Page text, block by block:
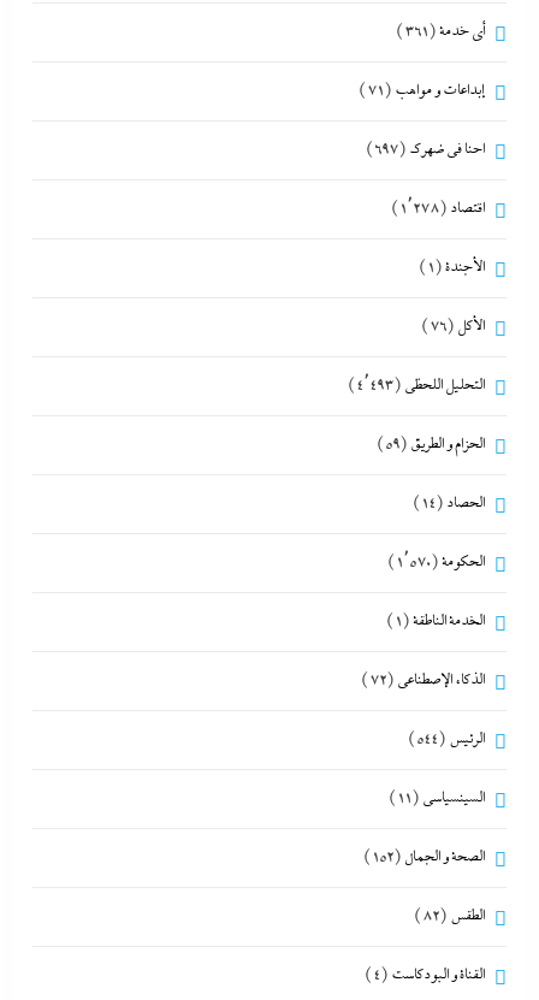
أي خدمة(361)
إبداعات و مواهب (71)
احنا في ضهرك (697)
اقتصاد (1٬278)
الأجندة(1)
الأكل (76)
التحليل اللحظي (4٬493)
الحزام و الطريق (59)
الحصاد (14)
الحكومة(1٬570)
الخدمة الناطقة(1)
الذكاء الإصطناعي (72)
الرئيس (544)
السينسياسي (11)
الصحة و الجمال (152)
الطقس (82)
القناة و البودكاست (4)